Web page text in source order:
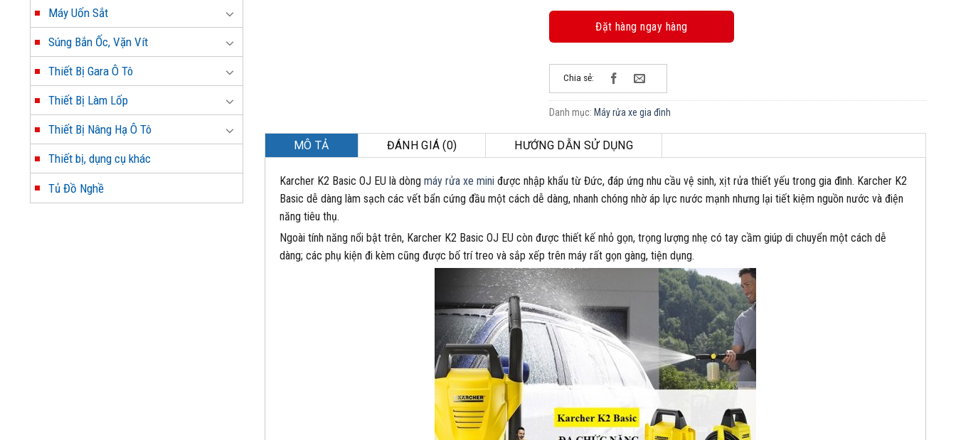
Máy Uốn Sắt
Súng Bắn Ốc, Vặn Vít
Thiết Bị Gara Ô Tô
Thiết Bị Làm Lốp
Thiết Bị Nâng Hạ Ô Tô
Thiết bị, dụng cụ khác
Tủ Đồ Nghề
Đặt hàng ngay hàng
Chia sẻ:
Danh mục: Máy rửa xe gia đình
MÔ TẢ ĐÁNH GIÁ (0) HƯỚNG DẪN SỬ DỤNG
Karcher K2 Basic OJ EU là dòng máy rửa xe mini được nhập khẩu từ Đức, đáp ứng nhu cầu vệ sinh, xịt rửa thiết yếu trong gia đình. Karcher K2
Basic dễ dàng làm sạch các vết bẩn cứng đầu một cách dễ dàng, nhanh chóng nhờ áp lực nước mạnh nhưng lại tiết kiệm nguồn nước và điện
năng tiêu thụ.
Ngoài tính năng nổi bật trên, Karcher K2 Basic OJ EU còn được thiết kế nhỏ gọn, trọng lượng nhẹ có tay cầm giúp di chuyển một cách dễ
dàng; các phụ kiện đi kèm cũng được bố trí treo và sắp xếp trên máy rất gọn gàng, tiện dụng.